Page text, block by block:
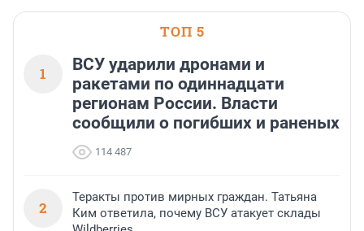
ТОП 5
1
ВСУ ударили дронами и
ракетами по одиннадцати
регионам России. Власти
сообщили о погибших и раненых
114 487
2
Теракты против мирных граждан. Татьяна
Ким ответила, почему ВСУ атакует склады